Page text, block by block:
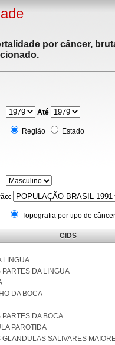
por câncer,
Até
Região Estado
Topografia por tipo de câncer
CIDS
LINGUA
DA LINGUA
DA BOCA
DA BOCA
PAROTIDA
SALIVARES